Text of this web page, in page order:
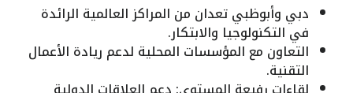
دبي وأبوظبي تعدان من المراكز العالمية الرائدة
في التكنولوجيا والابتكار.
التعاون مع المؤسسات المحلية لدعم ريادة الأعمال
التقنية.